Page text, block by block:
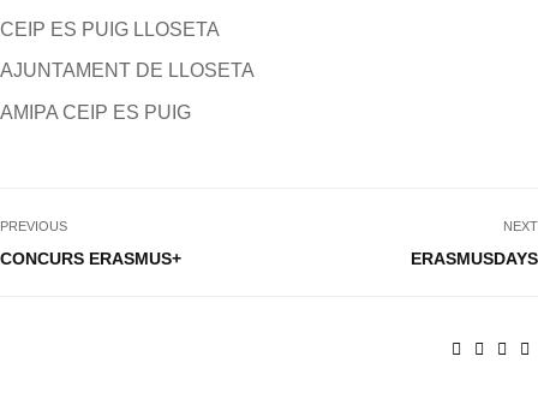
CEIP ES PUIG LLOSETA
AJUNTAMENT DE LLOSETA
AMIPA CEIP ES PUIG
PREVIOUS
CONCURS ERASMUS+
NEXT
ERASMUSDAYS